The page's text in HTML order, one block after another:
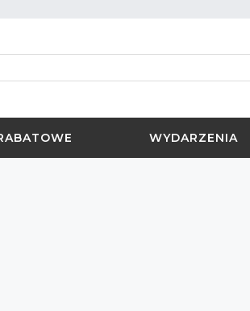
WYDARZENIA